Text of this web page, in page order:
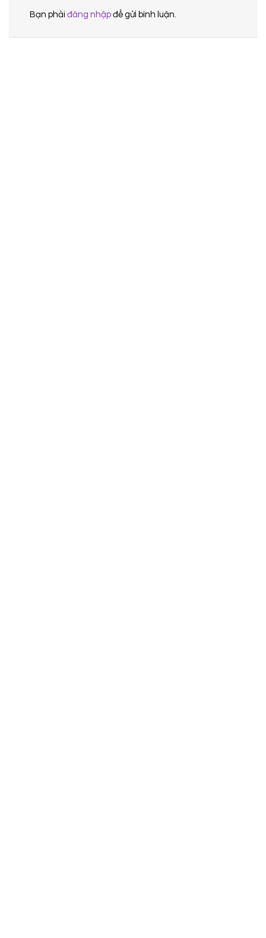
Bạn phải đăng nhập để gửi bình luận.